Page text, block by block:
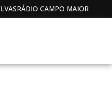
RÁDIO CAMPO MAIOR